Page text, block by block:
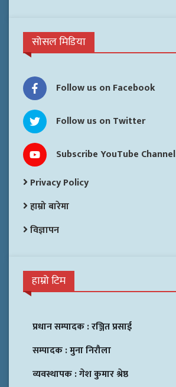
सोसल मिडिया
Follow us on Facebook
Follow us on Twitter
Subscribe YouTube Channel
Privacy Policy
हाम्रो बारेमा
विज्ञापन
हाम्रो टिम
प्रधान सम्पादक :रञ्जित प्रसाई
सम्पादक :मुना निरौला
व्यवस्थापक :गेश कुमार श्रेष्ठ